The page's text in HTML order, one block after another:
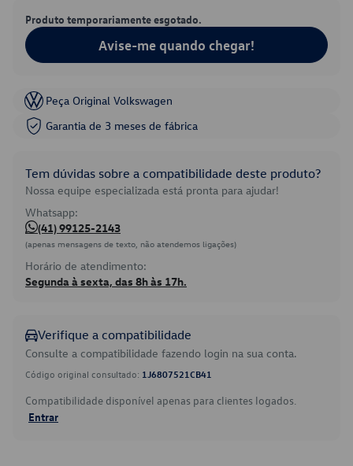
Produto temporariamente esgotado.
Avise-me quando chegar!
Peça Original Volkswagen
Garantia de 3 meses de fábrica
Tem dúvidas sobre a compatibilidade deste produto?
Nossa equipe especializada está pronta para ajudar!
Whatsapp:
(41) 99125-2143
(apenas mensagens de texto, não atendemos ligações)
Horário de atendimento:
Segunda à sexta, das 8h às 17h.
Verifique a compatibilidade
Consulte a compatibilidade fazendo login na sua conta.
Código original consultado: 1J6807521CB41
Compatibilidade disponível apenas para clientes logados.
Entrar